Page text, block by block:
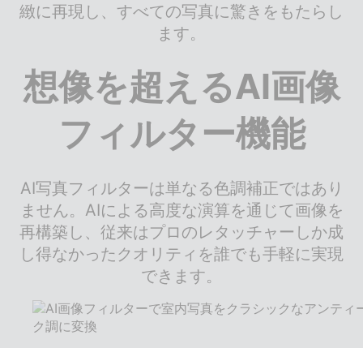
緻に再現し、すべての写真に驚きをもたらし
ます。
想像を超えるAI画像
フィルター機能
AI写真フィルターは単なる色調補正ではあり
ません。AIによる高度な演算を通じて画像を
再構築し、従来はプロのレタッチャーしか成
し得なかったクオリティを誰でも手軽に実現
できます。